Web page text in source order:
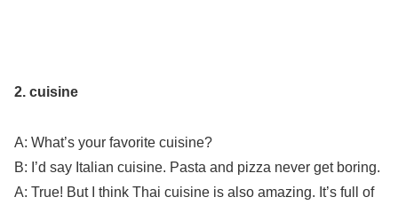
2. cuisine
A: What’s your favorite cuisine?
B: I’d say Italian cuisine. Pasta and pizza never get boring.
A: True! But I think Thai cuisine is also amazing. It’s full of